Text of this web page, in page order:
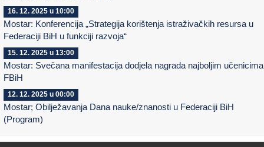
16. 12. 2025 u 10:00
Mostar: Konferencija „Strategija korištenja istraživačkih resursa u
Federaciji BiH u funkciji razvoja“
15. 12. 2025 u 13:00
Mostar: Svečana manifestacija dodjela nagrada najboljim
FBiH
12. 12. 2025 u 00:00
Mostar; Obilježavanja Dana nauke/znanosti u Federaciji BiH
(Program)